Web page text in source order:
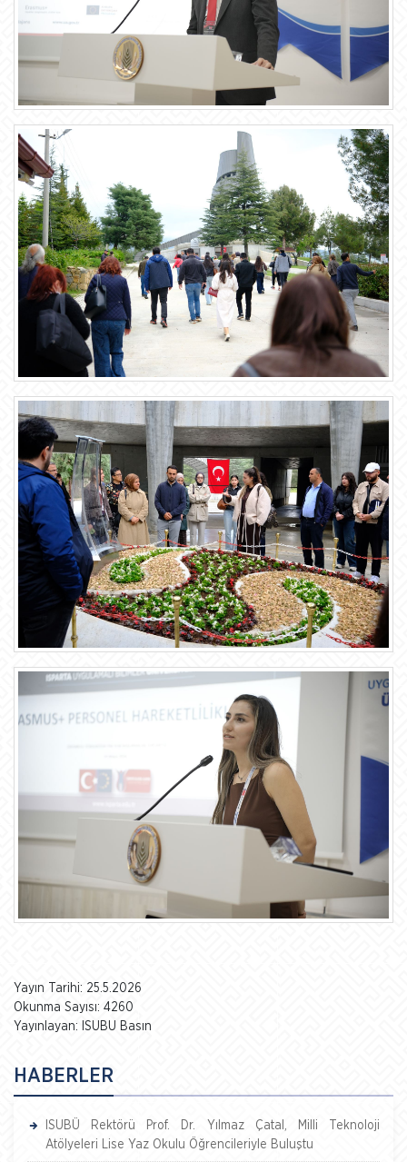
Yayın Tarihi: 25.5.2026
Okunma Sayısı: 4260
Yayınlayan: ISUBU Basın
HABERLER
ISUBÜ Rektörü Prof. Dr. Yılmaz Çatal, Milli Teknoloji
Atölyeleri Lise Yaz Okulu Öğrencileriyle Buluştu